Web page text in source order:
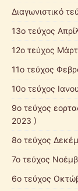
Διαγωνιστικό
13ο τεύχος
12o τεύχος
11ο τεύχος
10o τεύχος
9o τεύχος
2023 )
8ο τεύχος
7o τεύχος
6o τεύχος